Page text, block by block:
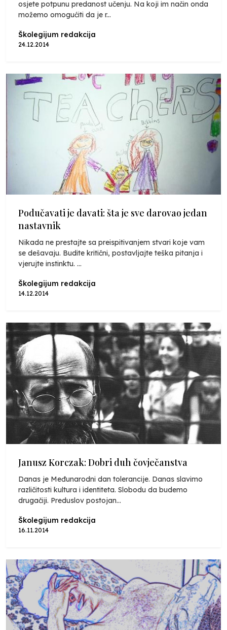
osjete potpunu predanost učenju. Na koji im način onda
možemo omogućiti da je r...
Školegijum redakcija
24.12.2014
Podučavati je davati: šta je sve darovao jedan
nastavnik
Nikada ne prestajte sa preispitivanjem stvari koje vam
se dešavaju. Budite kritični, postavljajte teška pitanja i
vjerujte instinktu. ...
Školegijum redakcija
14.12.2014
Janusz Korczak: Dobri duh čovječanstva
Danas je Međunarodni dan tolerancije. Danas slavimo
različitosti kultura i identiteta. Slobodu da budemo
drugačiji. Preduslov postojan...
Školegijum redakcija
16.11.2014